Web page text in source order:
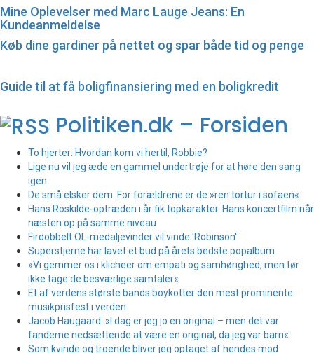
Mine Oplevelser med Marc Lauge Jeans: En
Kundeanmeldelse
Køb dine gardiner på nettet og spar både tid og penge
Guide til at få boligfinansiering med en boligkredit
Politiken.dk – Forsiden
To hjerter: Hvordan kom vi hertil, Robbie?
Lige nu vil jeg æde en gammel undertrøje for at høre den sang
igen
De små elsker dem. For forældrene er de »ren tortur i sofaen«
Hans Roskilde-optræden i år fik topkarakter. Hans koncertfilm når
næsten op på samme niveau
Firdobbelt OL-medaljevinder vil vinde 'Robinson'
Superstjerne har lavet et bud på årets bedste popalbum
»Vi gemmer os i klicheer om empati og samhørighed, men tør
ikke tage de besværlige samtaler«
Et af verdens største bands boykotter den mest prominente
musikprisfest i verden
Jacob Haugaard: »I dag er jeg jo en original – men det var
fandeme nedsættende at være en original, da jeg var barn«
Som kvinde og troende bliver jeg optaget af hendes mod